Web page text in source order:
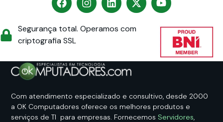
Segurança total. Operamos com
criptografia SSL
Com atendimento especializado e consultivo, desde 2000
a OK Computadores oferece os melhores produtos e
serviços de TI para empresas. Fornecemos Servidores